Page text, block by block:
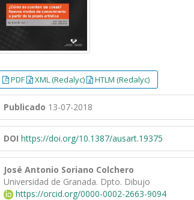
PDF XML (Redalyc) HTLM (Redalyc)
Publicado 13-07-2018
DOI https://doi.org/10.1387/ausart.19375
José Antonio Soriano Colchero
Universidad de Granada. Dpto. Dibujo
https://orcid.org/0000-0002-2663-9094